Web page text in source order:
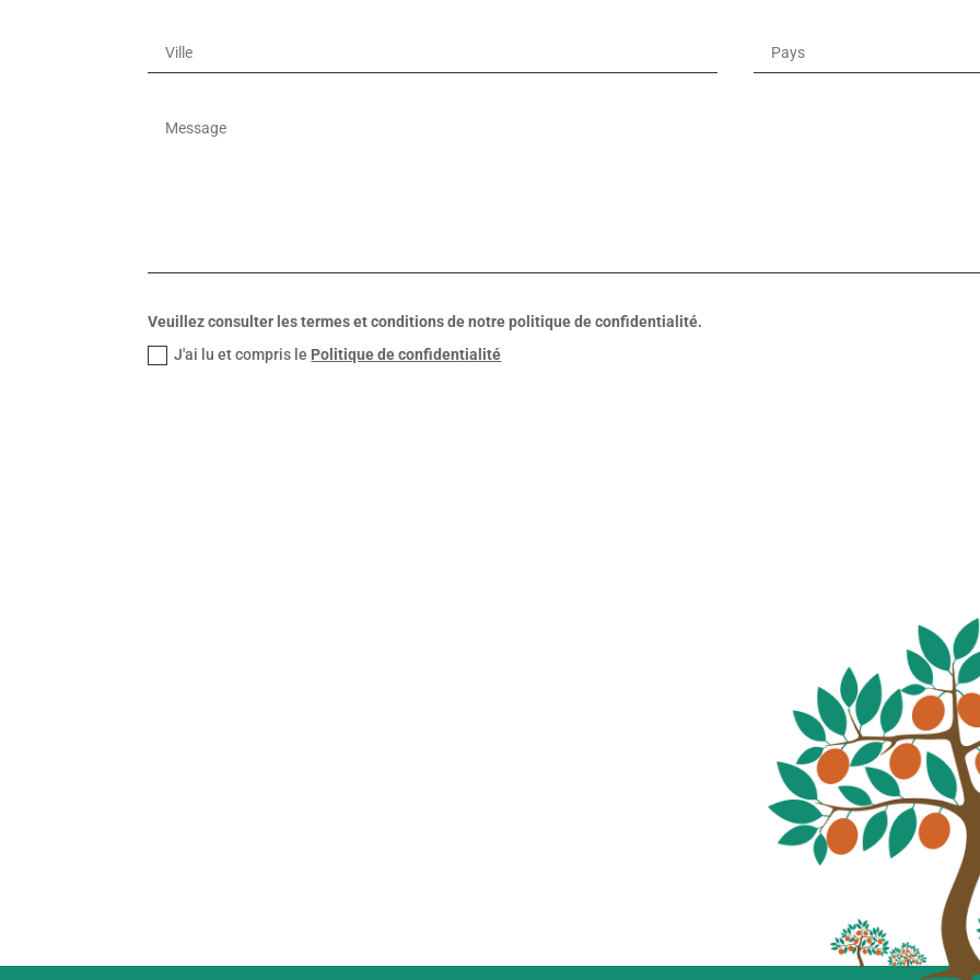
Veuillez consulter les termes et conditions de notre politique de confidentialité.
J'ai lu et compris le Politique de confidentialité